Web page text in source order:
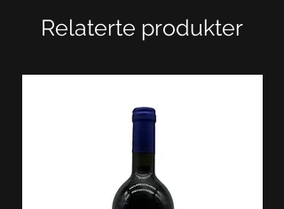
Relaterte produkter